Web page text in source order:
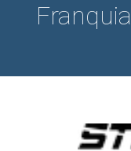
Franquia